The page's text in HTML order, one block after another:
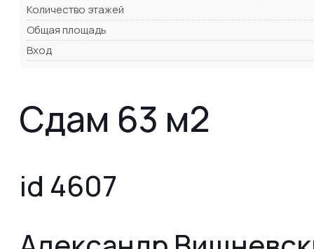
Количество этажей
Общая площадь
Вход
Сдам 63 м2
id 4607